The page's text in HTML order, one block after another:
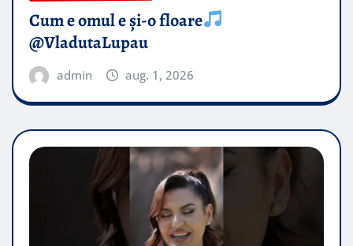
Cum e omul e și-o floare
@VladutaLupau
admin aug. 1, 2026